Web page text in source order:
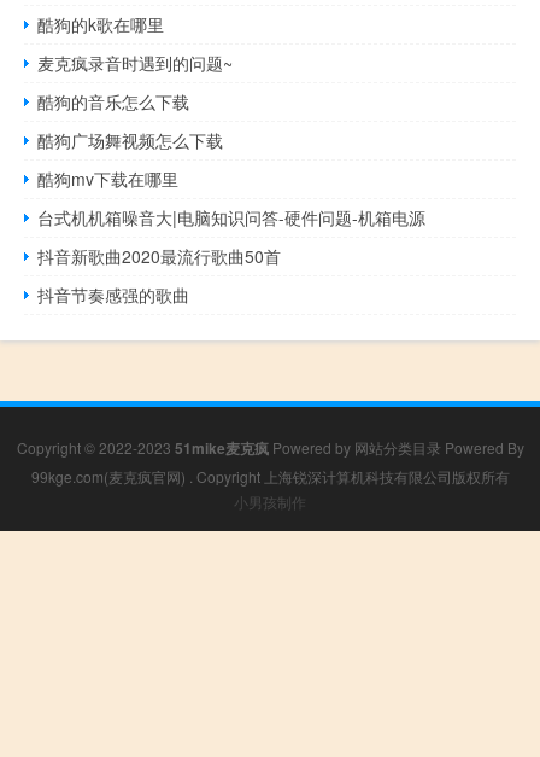
酷狗的k歌在哪里
麦克疯录音时遇到的问题~
酷狗的音乐怎么下载
酷狗广场舞视频怎么下载
酷狗mv下载在哪里
台式机机箱噪音大|电脑知识问答-硬件问题-机箱电源
抖音新歌曲2020最流行歌曲50首
抖音节奏感强的歌曲
Copyright © 2022-2023 51mike麦克疯Powered by 网站分类目录 Powered By
99kge.com(麦克疯官网) . Copyright 上海锐深计算机科技有限公司版权所有
小男孩制作